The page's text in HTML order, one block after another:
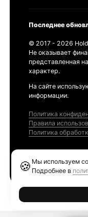
Последнее
© 2017 - 2026
Не оказывает
представленная
характер.
На сайте
информации.
Политика
Правила
Политика
🍪 Мы используем
Подробнее в
Ethereum GAS